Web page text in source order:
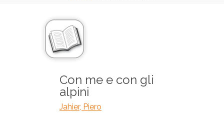
Con me e con gli
alpini
Jahier, Piero